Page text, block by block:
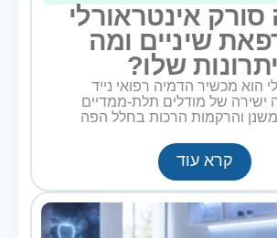
אינטראורלי
שיניים ומה
שלו?
הוא מכשיר הדמיה רפואי נייד
של מודלים תלת-ממדיים
והרקמות הרכות בחלל הפה
קרא עוד